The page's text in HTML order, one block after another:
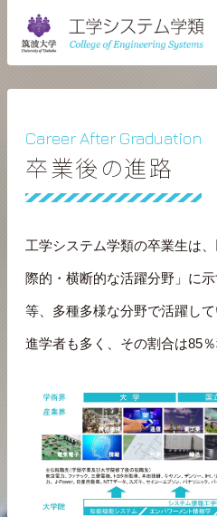
Career After Graduation
卒業後の進路
工学システム学類の卒業生は
際的・横断的な活躍分野」に
等、多種多様な分野で活躍し
進学者も多く、その割合は85％